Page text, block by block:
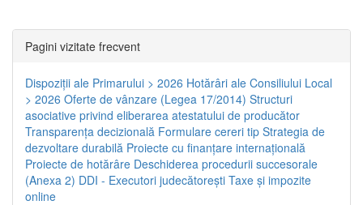
Pagini vizitate frecvent
Dispoziţii ale Primarului > 2026 Hotărâri ale Consiliului Local
> 2026 Oferte de vânzare (Legea 17/2014) Structuri
asociative privind eliberarea atestatului de producător
Transparenţa decizională Formulare cereri tip Strategia de
dezvoltare durabilă Proiecte cu finanţare internaţională
Proiecte de hotărâre Deschiderea procedurii succesorale
(Anexa 2) DDI - Executori judecătorești Taxe şi impozite
online